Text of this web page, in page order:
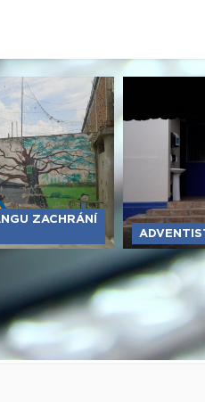
ZACHRÁNÍ